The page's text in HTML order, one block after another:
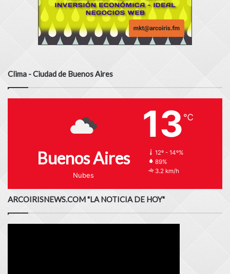
Clima - Ciudad de Buenos Aires
Buenos Aires
Nubes
13 ℃
12º - 14º%
89%
3.2 km/h
ARCOIRISNEWS.COM "LA NOTICIA DE HOY"